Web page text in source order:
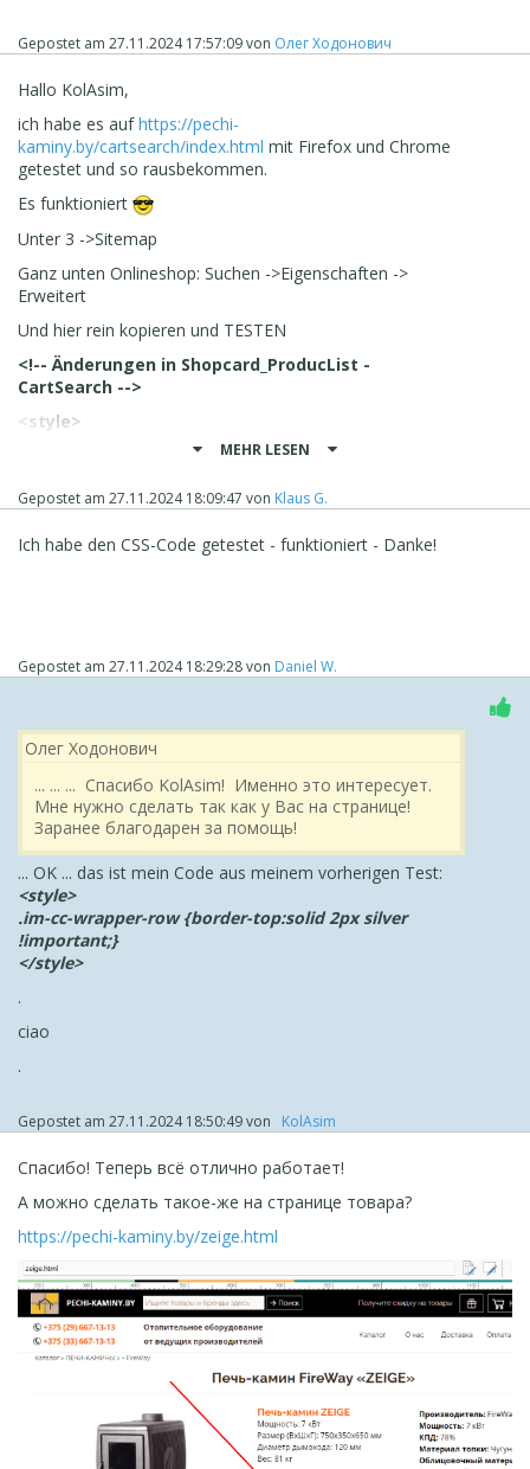
Gepostet am 27.11.2024 17:57:09von Олег Ходонович
Hallo KolAsim,
ich habe es aufhttps://pechi-
kaminy.by/cartsearch/index.html mit Firefox und Chrome
getestet und so rausbekommen.
Es funktioniert
Unter 3 ->Sitemap
Ganz unten Onlineshop: Suchen ->Eigenschaften ->
Erweitert
Und hier rein kopieren und TESTEN
<!-- Änderungen in Shopcard_ProducList -
CartSearch -->
<style>
#im-products .im-cc-products-card .im-cc-
padding-top: 1px;
border-top-style: groove;
Gruß
Screenshot Firefox
Screenshot Chrome
MEHR LESEN
Gepostet am 27.11.2024 18:09:47 von Klaus G.
Ich habe den CSS-Code getestet - funktioniert - Danke!
Gepostet am 27.11.2024 18:29:28von Daniel W.
Олег Ходонович
‪... ... ... Спасибо KolAsim! Именно это интересует.
Мне нужно сделать так как у Вас на странице!
Заранее благодарен за помощь!
... OK ... das ist mein Code aus meinem vorherigen Test:
<style>
.im-cc-wrapper-row {border-top:solid 2px silver
!important;}
</style>
.
ciao
.
Gepostet am 27.11.2024 18:50:49von ‪ KolAsim ‪ ‪
Спасибо! Теперь всё отлично работает!
А можно сделать такое-же на странице товара?
https://pechi-kaminy.by/zeige.html